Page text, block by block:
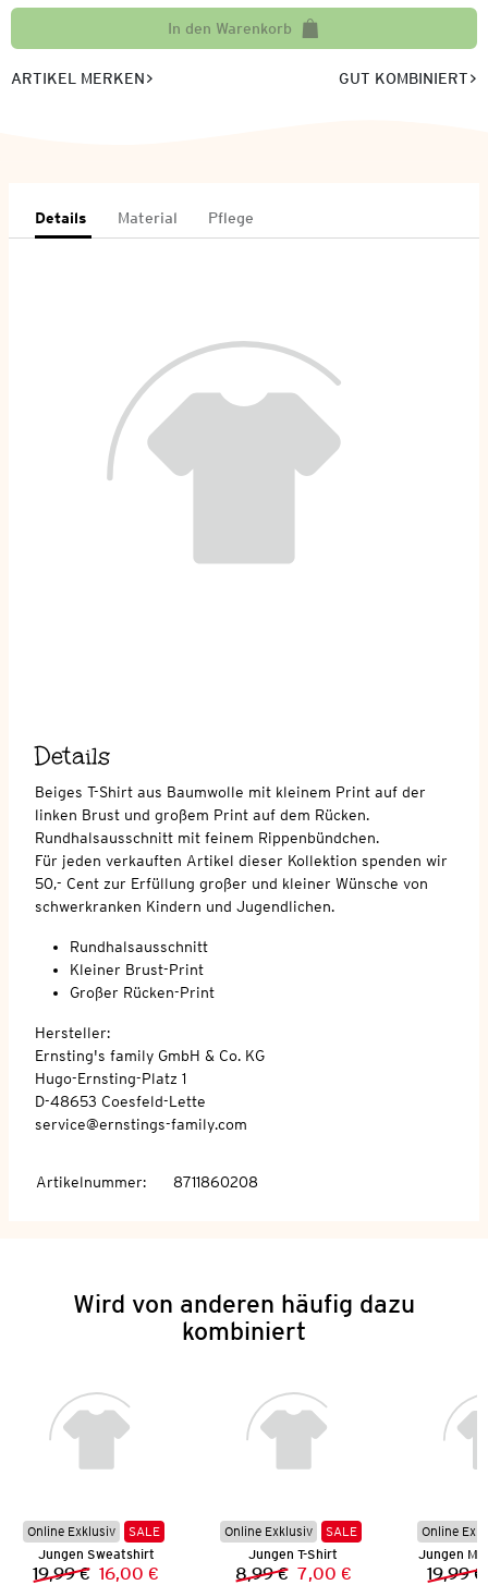
In den Warenkorb
ARTIKEL MERKEN GUT KOMBINIERT
Details Material Pflege
Details
Beiges T-Shirt aus Baumwolle mit kleinem Print auf der
linken Brust und großem Print auf dem Rücken.
Rundhalsausschnitt mit feinem Rippenbündchen.
Für jeden verkauften Artikel dieser Kollektion spenden wir
50,- Cent zur Erfüllung großer und kleiner Wünsche von
schwerkranken Kindern und Jugendlichen.
Rundhalsausschnitt
Kleiner Brust-Print
Großer Rücken-Print
Hersteller:
Ernsting's family GmbH & Co. KG
Hugo-Ernsting-Platz 1
D-48653 Coesfeld-Lette
service@ernstings-family.com
Artikelnummer: 8711860208
Wird von anderen häufig dazu
kombiniert
Online Exklusiv
SALE
Jungen Sweatshirt
19,99 € 16,00 €
Online Exklusiv
SALE
Jungen T-Shirt
8,99 € 7,00 €
Online
Jungen
19,99 €